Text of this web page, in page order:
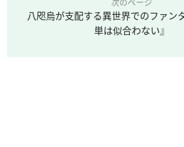
八咫烏が支配する異世界でのファン
単は似合わない』